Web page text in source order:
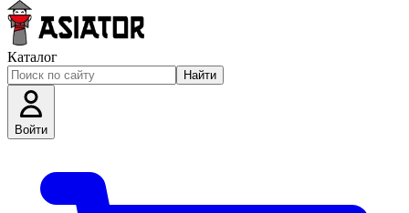
Каталог
Найти
Войти